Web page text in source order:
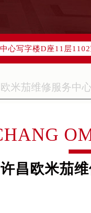
心写字楼D座11层
写字楼26层2603室（
37层3705室（需提前预
心写字楼22层C1-1室
楼18层1803室（需提
1号楼16层1604室（需
塔写字楼（华润万象
楼20层2009室（需提
字楼4号楼22层2209室
许昌欧米茄